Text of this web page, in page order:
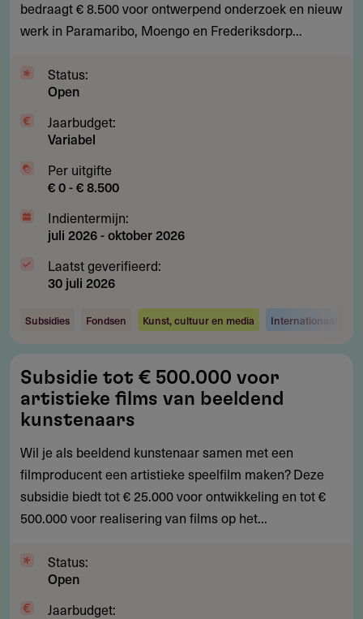
ontwerpersresidency
in
bedraagt € 8.500 voor ontwerpend onderzoek en nieuw
werk in Paramaribo, Moengo en Frederiksdorp...
Status:
Open
Jaarbudget:
Variabel
Per uitgifte
€ 0 - € 8.500
Indientermijn:
juli 2026-oktober 2026
Laatst geverifieerd:
30 juli 2026
Subsidies Fondsen Kunst, cultuur en media Internationaal
tot
€
500.000
voor
artistieke
films
van
kunstenaars
Subsidie tot € 500.000 voor
artistieke films van beeldend
kunstenaars
Wil je als beeldend kunstenaar samen met een
filmproducent een artistieke speelfilm maken? Deze
subsidie biedt tot € 25.000 voor ontwikkeling en tot €
500.000 voor realisering van films op het...
Status:
Open
Jaarbudget: